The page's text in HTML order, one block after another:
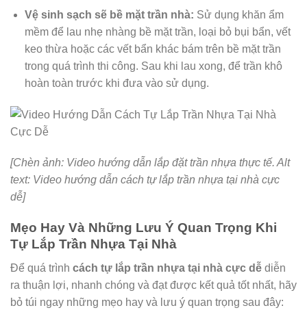
Vệ sinh sạch sẽ bề mặt trần nhà: Sử dụng khăn ẩm
mềm để lau nhẹ nhàng bề mặt trần, loại bỏ bụi bẩn, vết
keo thừa hoặc các vết bẩn khác bám trên bề mặt trần
trong quá trình thi công. Sau khi lau xong, để trần khô
hoàn toàn trước khi đưa vào sử dụng.
[Chèn ảnh: Video hướng dẫn lắp đặt trần nhựa thực tế. Alt
text: Video hướng dẫn cách tự lắp trần nhựa tại nhà cực
dễ]
Mẹo Hay Và Những Lưu Ý Quan Trọng Khi
Tự Lắp Trần Nhựa Tại Nhà
Để quá trình cách tự lắp trần nhựa tại nhà cực dễ diễn
ra thuận lợi, nhanh chóng và đạt được kết quả tốt nhất, hãy
bỏ túi ngay những mẹo hay và lưu ý quan trọng sau đây: